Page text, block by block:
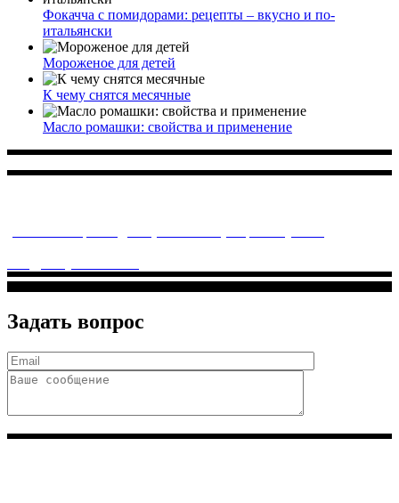
Фокачча с помидорами: рецепты – вкусно и по-
итальянски
Мороженое для детей
К чему снятся месячные
Масло ромашки: свойства и применение
Задать вопрос